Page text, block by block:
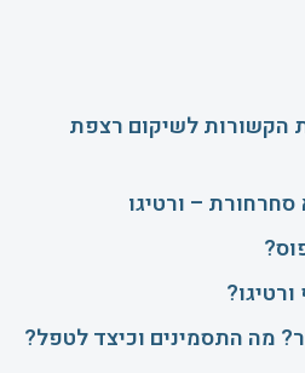
הקשורות לשיקום רצפת
– ורטיגו
מה התסמינים וכיצד לטפל?